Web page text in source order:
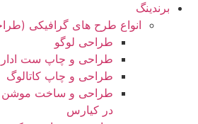
برندینگ
انواع طرح های گرافیکی
طراحی لوگو
طراحی و چاپ ست
طراحی و چاپ کاتالوگ
طراحی و ساخت موشن
در کیارس